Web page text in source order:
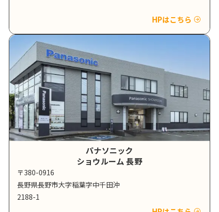
HPはこちら
パナソニック
ショウルーム 長野
〒380-0916
長野県長野市大字稲葉字中千田沖
2188-1